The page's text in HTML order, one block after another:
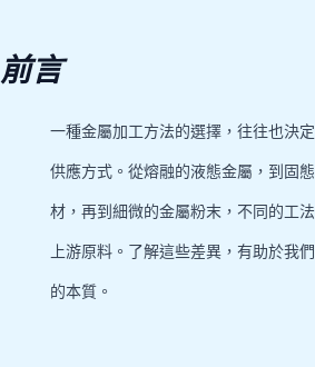
前言
一種金屬加工方法的選擇，往往也決
供應方式。從熔融的液態金屬，到固
材，再到細微的金屬粉末，不同的工
上游原料。了解這些差異，有助於我
的本質。